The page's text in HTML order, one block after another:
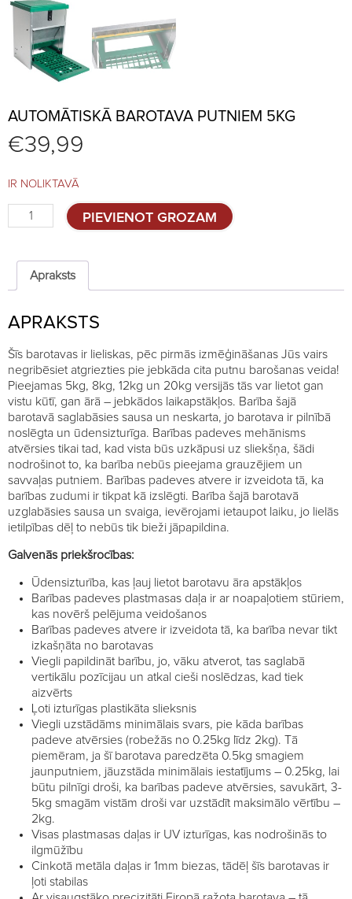
AUTOMĀTISKĀ BAROTAVA PUTNIEM 5KG
€39,99
IR NOLIKTAVĀ
Automātiskā
barotava
5kg
quantity
PIEVIENOT GROZAM
Apraksts
APRAKSTS
Šīs barotavas ir lieliskas, pēc pirmās izmēģināšanas Jūs vairs
negribēsiet atgriezties pie jebkāda cita putnu barošanas veida!
Pieejamas 5kg, 8kg, 12kg un 20kg versijās tās var lietot gan
vistu kūtī, gan ārā – jebkādos laikapstākļos. Barība šajā
barotavā saglabāsies sausa un neskarta, jo barotava ir pilnībā
noslēgta un ūdensizturīga. Barības padeves mehānisms
atvērsies tikai tad, kad vista būs uzkāpusi uz sliekšņa, šādi
nodrošinot to, ka barība nebūs pieejama grauzējiem un
savvaļas putniem. Barības padeves atvere ir izveidota tā, ka
barības zudumi ir tikpat kā izslēgti. Barība šajā barotavā
uzglabāsies sausa un svaiga, ievērojami ietaupot laiku, jo lielās
ietilpības dēļ to nebūs tik bieži jāpapildina.
Galvenās priekšrocības:
Ūdensizturība, kas ļauj lietot barotavu āra apstākļos
Barības padeves plastmasas daļa ir ar noapaļotiem stūriem,
kas novērš pelējuma veidošanos
Barības padeves atvere ir izveidota tā, ka barība nevar tikt
izkašņāta no barotavas
Viegli papildināt barību, jo, vāku atverot, tas saglabā
vertikālu pozīcijau un atkal cieši noslēdzas, kad tiek
aizvērts
Ļoti izturīgas plastikāta slieksnis
Viegli uzstādāms minimālais svars, pie kāda barības
padeve atvērsies (robežās no 0.25kg līdz 2kg). Tā
piemēram, ja šī barotava paredzēta 0.5kg smagiem
jaunputniem, jāuzstāda minimālais iestatījums – 0.25kg, lai
būtu pilnīgi droši, ka barības padeve atvērsies, savukārt, 3-
5kg smagām vistām droši var uzstādīt maksimālo vērtību –
2kg.
Visas plastmasas daļas ir UV izturīgas, kas nodrošinās to
ilgmūžību
Cinkotā metāla daļas ir 1mm biezas, tādēļ šīs barotavas ir
ļoti stabilas